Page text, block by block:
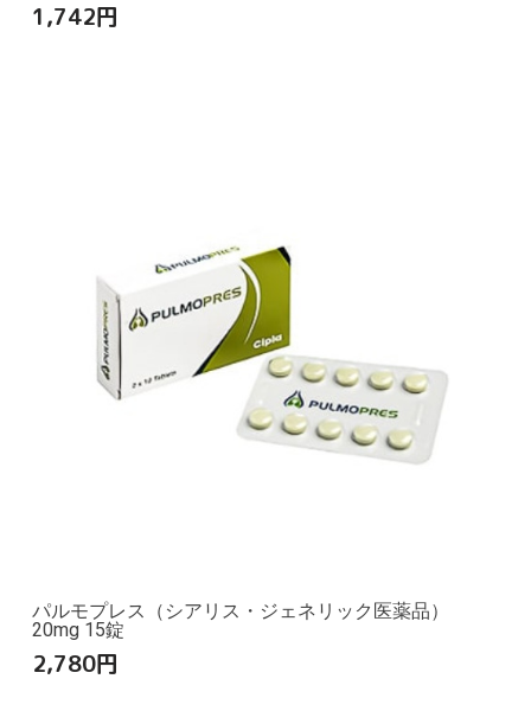
1,742円
パルモプレス（シアリス・ジェネリック医薬品）
20mg 15錠
2,780円